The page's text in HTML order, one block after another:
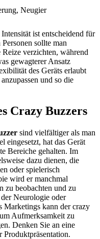
Neugier
ist entscheidend für
sollte man
verzichten, während
gewagterer Ansatz
des Geräts erlaubt
und so die
Crazy Buzzers
sind vielfältiger als man
eingesetzt, hat das Gerät
Bereiche gehalten. Im
dazu dienen, die
oder spielerisch
wird er manchmal
zu beobachten und zu
Neurologie oder
Marketings kann der crazy
Aufmerksamkeit zu
Denken Sie an eine